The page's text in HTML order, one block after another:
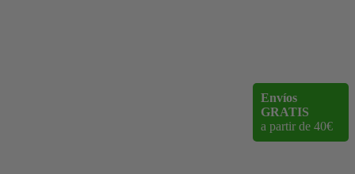
Envíos
GRATIS
a partir de 40€